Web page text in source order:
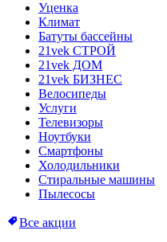
Уценка
Климат
Батуты бассейны
21vek СТРОЙ
21vek ДОМ
21vek БИЗНЕС
Велосипеды
Услуги
Телевизоры
Ноутбуки
Смартфоны
Холодильники
Стиральные машины
Пылесосы
Все акции